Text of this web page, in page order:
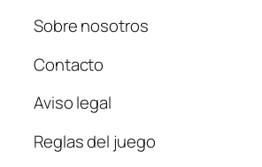
Sobre nosotros
Contacto
Aviso legal
Reglas del juego